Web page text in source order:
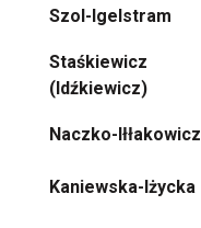
Szol-Igelstram
Staśkiewicz
(Idźkiewicz)
Naczko-Iłłakowicz
Kaniewska-Iżycka